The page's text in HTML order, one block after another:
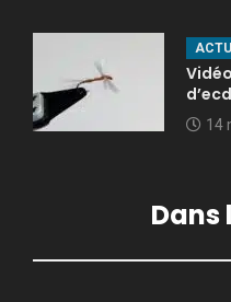
14
Dans